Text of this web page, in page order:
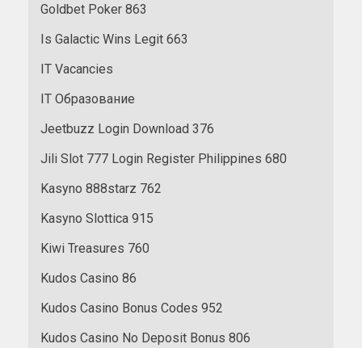
Goldbet Poker 863
Is Galactic Wins Legit 663
IT Vacancies
IT Образование
Jeetbuzz Login Download 376
Jili Slot 777 Login Register Philippines 680
Kasyno 888starz 762
Kasyno Slottica 915
Kiwi Treasures 760
Kudos Casino 86
Kudos Casino Bonus Codes 952
Kudos Casino No Deposit Bonus 806